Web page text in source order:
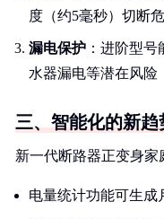
度（约5毫秒）切断
漏电保护 ：进阶型
水器漏电等潜在风险
三、智能化的新趋
新一代断路器正变身家
电量统计功能可生成